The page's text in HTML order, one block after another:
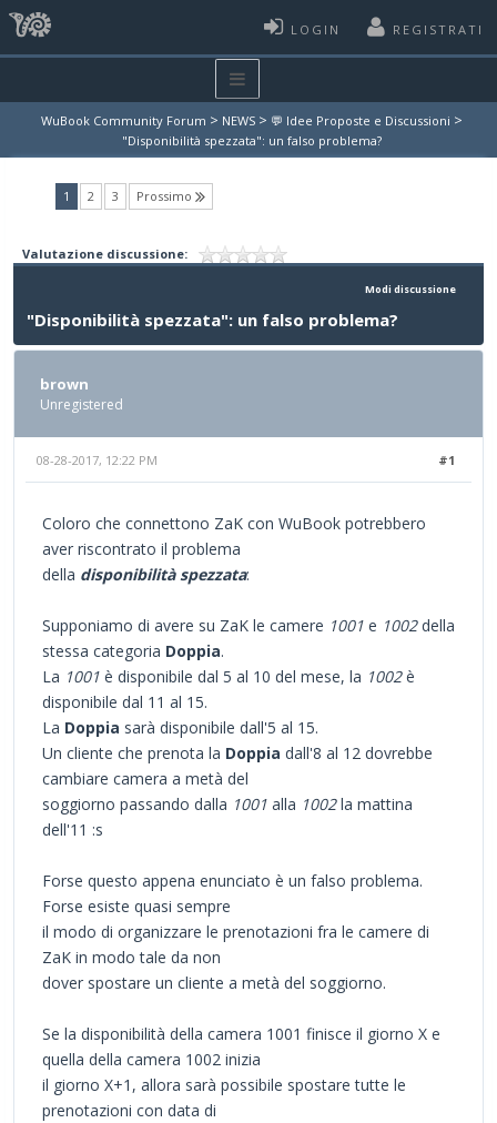
LOGIN REGISTRATI
WuBook Community Forum > NEWS > 💬 Idee Proposte e Discussioni >
"Disponibilità spezzata": un falso problema?
1 (current)
2 3 Prossimo
Valutazione discussione:
Modi discussione
"Disponibilità spezzata": un falso problema?
brown
Unregistered
#1
08-28-2017, 12:22 PM
Coloro che connettono ZaK con WuBook potrebbero
aver riscontrato il problema
della disponibilità spezzata:
Supponiamo di avere su ZaK le camere 1001 e 1002della
stessa categoria Doppia.
La 1001 è disponibile dal 5 al 10 del mese, la 1002è
disponibile dal 11 al 15.
La Doppia sarà disponibile dall'5 al 15.
Un cliente che prenota la Doppia dall'8 al 12 dovrebbe
cambiare camera a metà del
soggiorno passando dalla 1001 alla 1002la mattina
dell'11 :s
Forse questo appena enunciato è un falso problema.
Forse esiste quasi sempre
il modo di organizzare le prenotazioni fra le camere di
ZaK in modo tale da non
dover spostare un cliente a metà del soggiorno.
Se la disponibilità della camera 1001 finisce il giorno X e
quella della camera 1002 inizia
il giorno X+1, allora sarà possibile spostare tutte le
prenotazioni con data di